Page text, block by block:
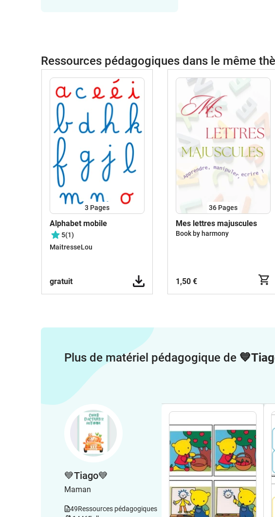
Ressources pédagogiques dans le même
3 Pages
Alphabet mobile
5(1)
MaitresseLou
gratuit
36 Pages
Mes lettres majuscules
Book by harmony
1,50 €
Plus de matériel pédagogique de
💙Tiago💙
Maman
49Ressources pédagogiques